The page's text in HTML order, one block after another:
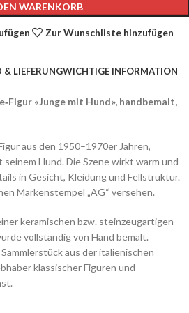
WARENKORB
Zur Wunschliste hinzufügen
& LIEFERUNGWICHTIGE INFORMATION
«Junge mit Hund», handbemalt,
aus den 1950–1970er Jahren,
Hund. Die Szene wirkt warm und
in Gesicht, Kleidung und Fellstruktur.
Markenstempel „AG“ versehen.
keramischen bzw. steinzeugartigen
vollständig von Hand bemalt.
aus der italienischen
klassischer Figuren und